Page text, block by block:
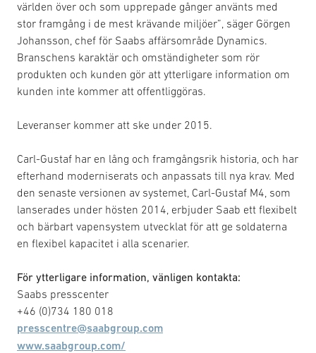
världen över och som upprepade gånger använts med
stor framgång i de mest krävande miljöer”, säger Görgen
Johansson, chef för Saabs affärsområde Dynamics.
Branschens karaktär och omständigheter som rör
produkten och kunden gör att ytterligare information om
kunden inte kommer att offentliggöras.
Leveranser kommer att ske under 2015.
Carl-Gustaf har en lång och framgångsrik historia, och har
efterhand moderniserats och anpassats till nya krav. Med
den senaste versionen av systemet, Carl-Gustaf M4, som
lanserades under hösten 2014, erbjuder Saab ett flexibelt
och bärbart vapensystem utvecklat för att ge soldaterna
en flexibel kapacitet i alla scenarier.
För ytterligare information, vänligen kontakta:
Saabs presscenter
+46 (0)734 180 018
presscentre@saabgroup.com
www.saabgroup.com/